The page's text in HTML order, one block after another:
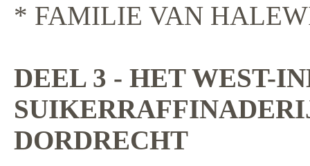
* FAMILIE VAN
DEEL 3 - HET WEST-
DORDRECHT